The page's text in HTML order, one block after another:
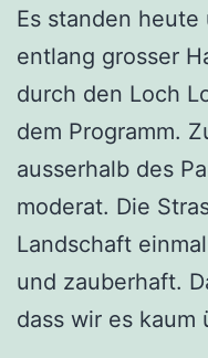
Es standen
entlang grosser
durch den Loch
dem Programm.
ausserhalb des
moderat. Die
Landschaft
und zauberhaft.
dass wir es kaum